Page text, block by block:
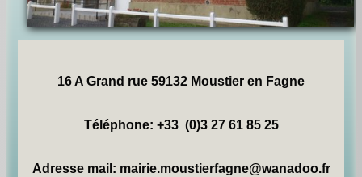
16 A Grand rue 59132 Moustier en Fagne
Téléphone: +33 (0)3 27 61 85 25
Adresse mail: mairie.moustierfagne@wanadoo.fr